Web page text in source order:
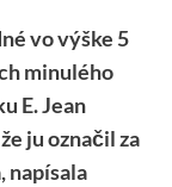
vo výške 5
minulého
E. Jean
ju označil za
napísala